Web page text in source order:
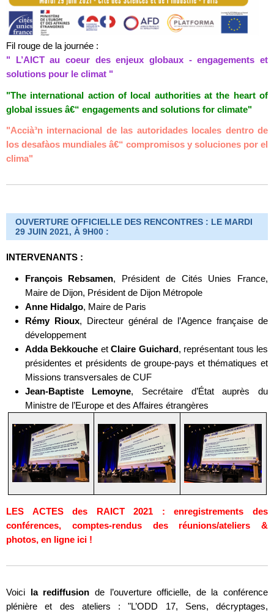
Fil rouge de la journée :
" L’AICT au coeur des enjeux globaux - engagements et
solutions pour le climat "
"The international action of local authorities at the heart of
global issues â€“ engagements and solutions for climate"
"Accià³n internacional de las autoridades locales dentro de
los desafà­os mundiales â€“ compromisos y soluciones por el
clima"
OUVERTURE OFFICIELLE DES RENCONTRES : LE MARDI
29 JUIN 2021, À 9H00 :
INTERVENANTS :
François Rebsamen, Président de Cités Unies France,
Maire de Dijon, Président de Dijon Métropole
Anne Hidalgo, Maire de Paris
Rémy Rioux, Directeur général de l’Agence française de
développement
Adda Bekkouche etClaire Guichard, représentant tous les
présidentes et présidents de groupe-pays et thématiques et
Missions transversales de CUF
Jean-Baptiste Lemoyne, Secrétaire d’État auprès du
Ministre de l’Europe et des Affaires étrangères
LES ACTES des RAICT 2021 : enregistrements des
conférences, comptes-rendus des réunions/ateliers &
photos, en ligne ici !
Voici la rediffusion de l’ouverture officielle, de la conférence
plénière et des ateliers : "L’ODD 17, Sens, décryptages,